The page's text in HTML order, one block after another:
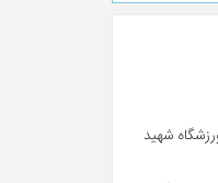
شهید